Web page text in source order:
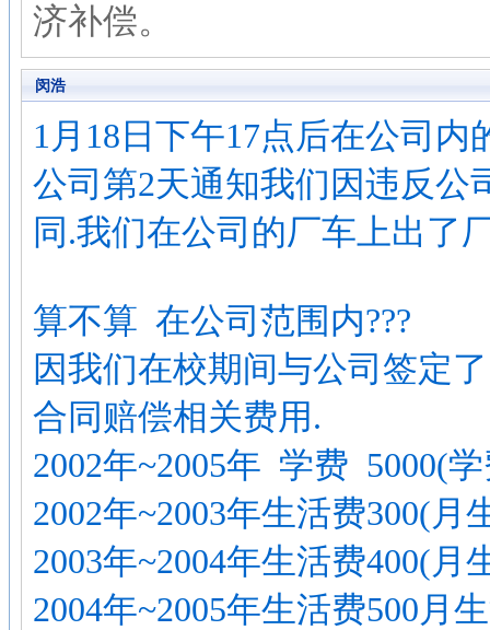
济补偿。
闵浩
1月18日下午17点后在公司
公司第2天通知我们因违反公
同.我们在公司的厂车上出了
算不算 在公司范围内???
因我们在校期间与公司签定
合同赔偿相关费用.
2002年~2005年 学费 5000(
2002年~2003年生活费300(
2003年~2004年生活费400(
2004年~2005年生活费500月